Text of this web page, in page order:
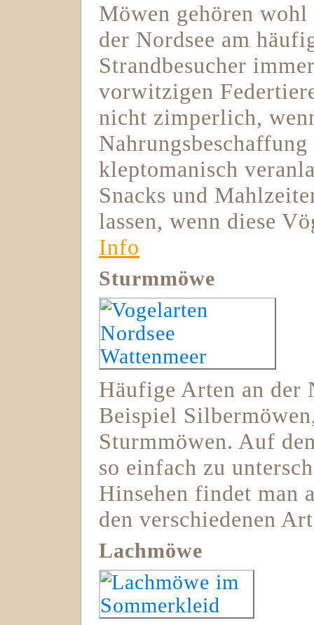
Möwen gehören
der Nordsee am
Strandbesucher
vorwitzigen
nicht zimperlich,
kleptomanisch
Snacks und
lassen, wenn diese
Info
Sturmmöwe
Häufige Arten an der
Beispiel
Sturmmöwen. Auf
so einfach zu
Hinsehen findet man
den verschiedenen
Lachmöwe